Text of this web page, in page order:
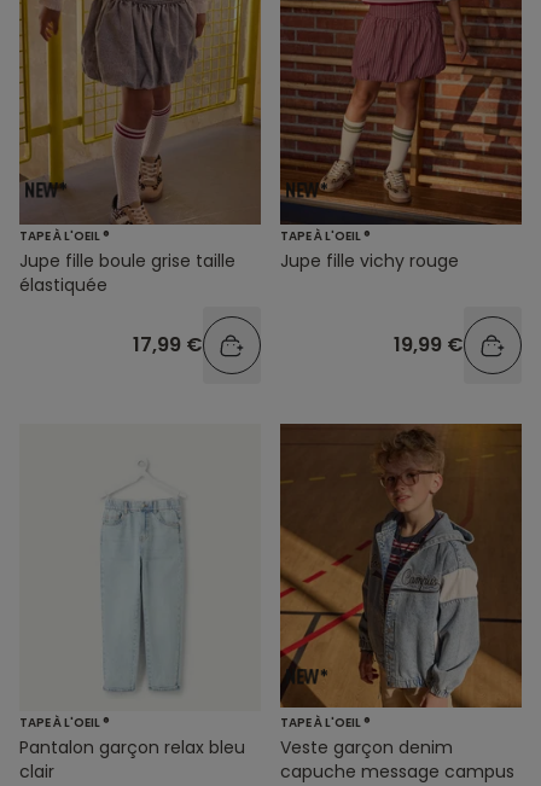
TAPE À L'OEIL ®
Jupe fille boule grise taille
élastiquée
17,99 €
TAPE À L'OEIL ®
Jupe fille vichy rouge
19,99 €
TAPE À L'OEIL ®
Pantalon garçon relax bleu
clair
TAPE À L'OEIL ®
Veste garçon denim
capuche message campus